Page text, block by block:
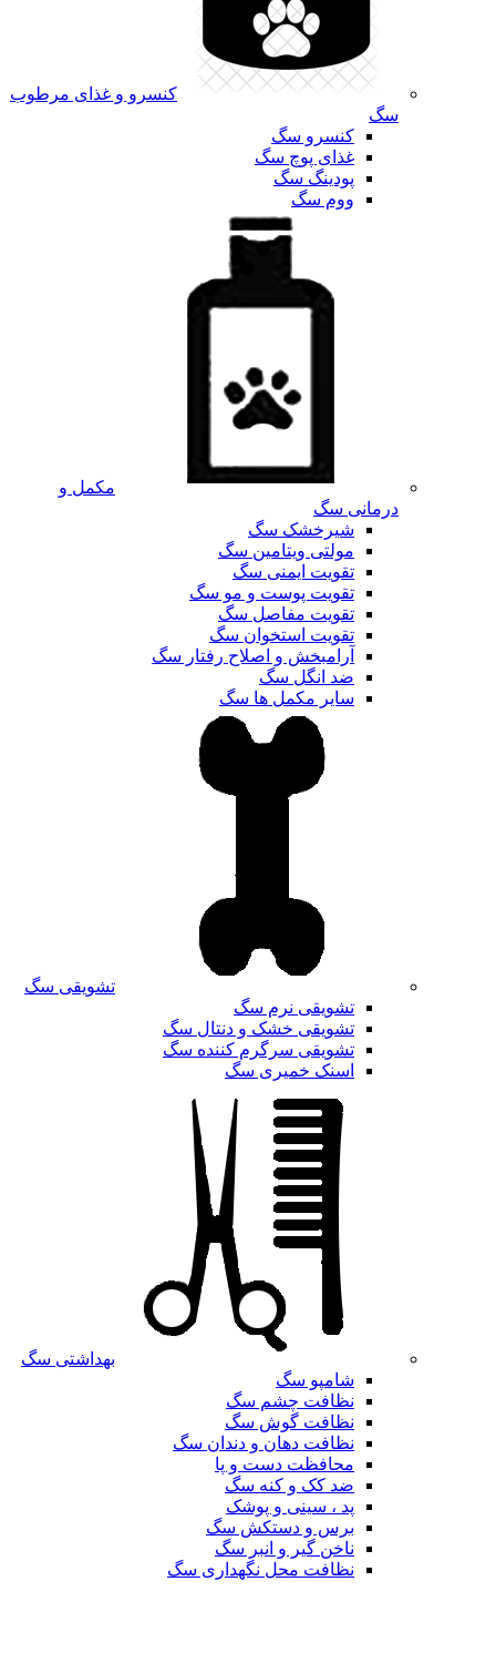
کنسرو و غذای مرطوب
سگ
کنسرو سگ
غذای پوچ سگ
پودینگ سگ
ووم سگ
مکمل و
درمانی سگ
شیرخشک سگ
مولتی ویتامین سگ
تقویت ایمنی سگ
تقویت پوست و مو سگ
تقویت مفاصل سگ
تقویت استخوان سگ
آرامبخش و اصلاح رفتار سگ
ضد انگل سگ
سایر مکمل ها سگ
تشویقی سگ
تشویقی نرم سگ
تشویقی خشک و دنتال سگ
تشویقی سرگرم کننده سگ
اسنک خمیری سگ
بهداشتی سگ
شامپو سگ
نظافت چشم سگ
نظافت گوش سگ
نظافت دهان و دندان سگ
محافظت دست و پا
ضد کک و کنه سگ
پد ، سینی و پوشک
برس و دستکش سگ
ناخن گیر و انبر سگ
نظافت محل نگهداری سگ